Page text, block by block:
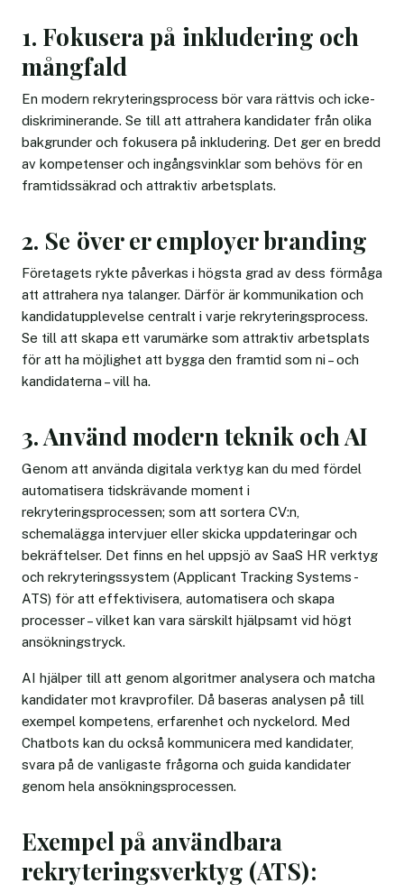
1. Fokusera på inkludering och
mångfald
En modern rekryteringsprocess bör vara rättvis och icke-
diskriminerande. Se till att attrahera kandidater från olika
bakgrunder och fokusera på inkludering. Det ger en bredd
av kompetenser och ingångsvinklar som behövs för en
framtidssäkrad och attraktiv arbetsplats.
2. Se över er employer branding
Företagets rykte påverkas i högsta grad av dess förmåga
att attrahera nya talanger. Därför är kommunikation och
kandidatupplevelse centralt i varje rekryteringsprocess.
Se till att skapa ett varumärke som attraktiv arbetsplats
för att ha möjlighet att bygga den framtid som ni – och
kandidaterna – vill ha.
3. Använd modern teknik och AI
Genom att använda digitala verktyg kan du med fördel
automatisera tidskrävande moment i
rekryteringsprocessen; som att sortera CV:n,
schemalägga intervjuer eller skicka uppdateringar och
bekräftelser. Det finns en hel uppsjö av SaaS HR verktyg
och rekryteringssystem (Applicant Tracking Systems -
ATS) för att effektivisera, automatisera och skapa
processer – vilket kan vara särskilt hjälpsamt vid högt
ansökningstryck.
AI hjälper till att genom algoritmer analysera och matcha
kandidater mot kravprofiler. Då baseras analysen på till
exempel kompetens, erfarenhet och nyckelord. Med
Chatbots kan du också kommunicera med kandidater,
svara på de vanligaste frågorna och guida kandidater
genom hela ansökningsprocessen.
Exempel på användbara
rekryteringsverktyg (ATS):